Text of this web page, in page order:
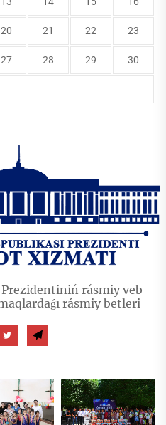
20 21 22 23
27 28 29 30
Prezidentiniń rásmiy veb-
rásmiy betleri